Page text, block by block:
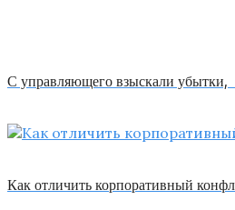
С управляющего взыскали
Как отличить корпоративный